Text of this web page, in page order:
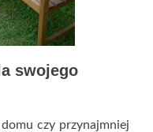
swojego
czy przynajmniej